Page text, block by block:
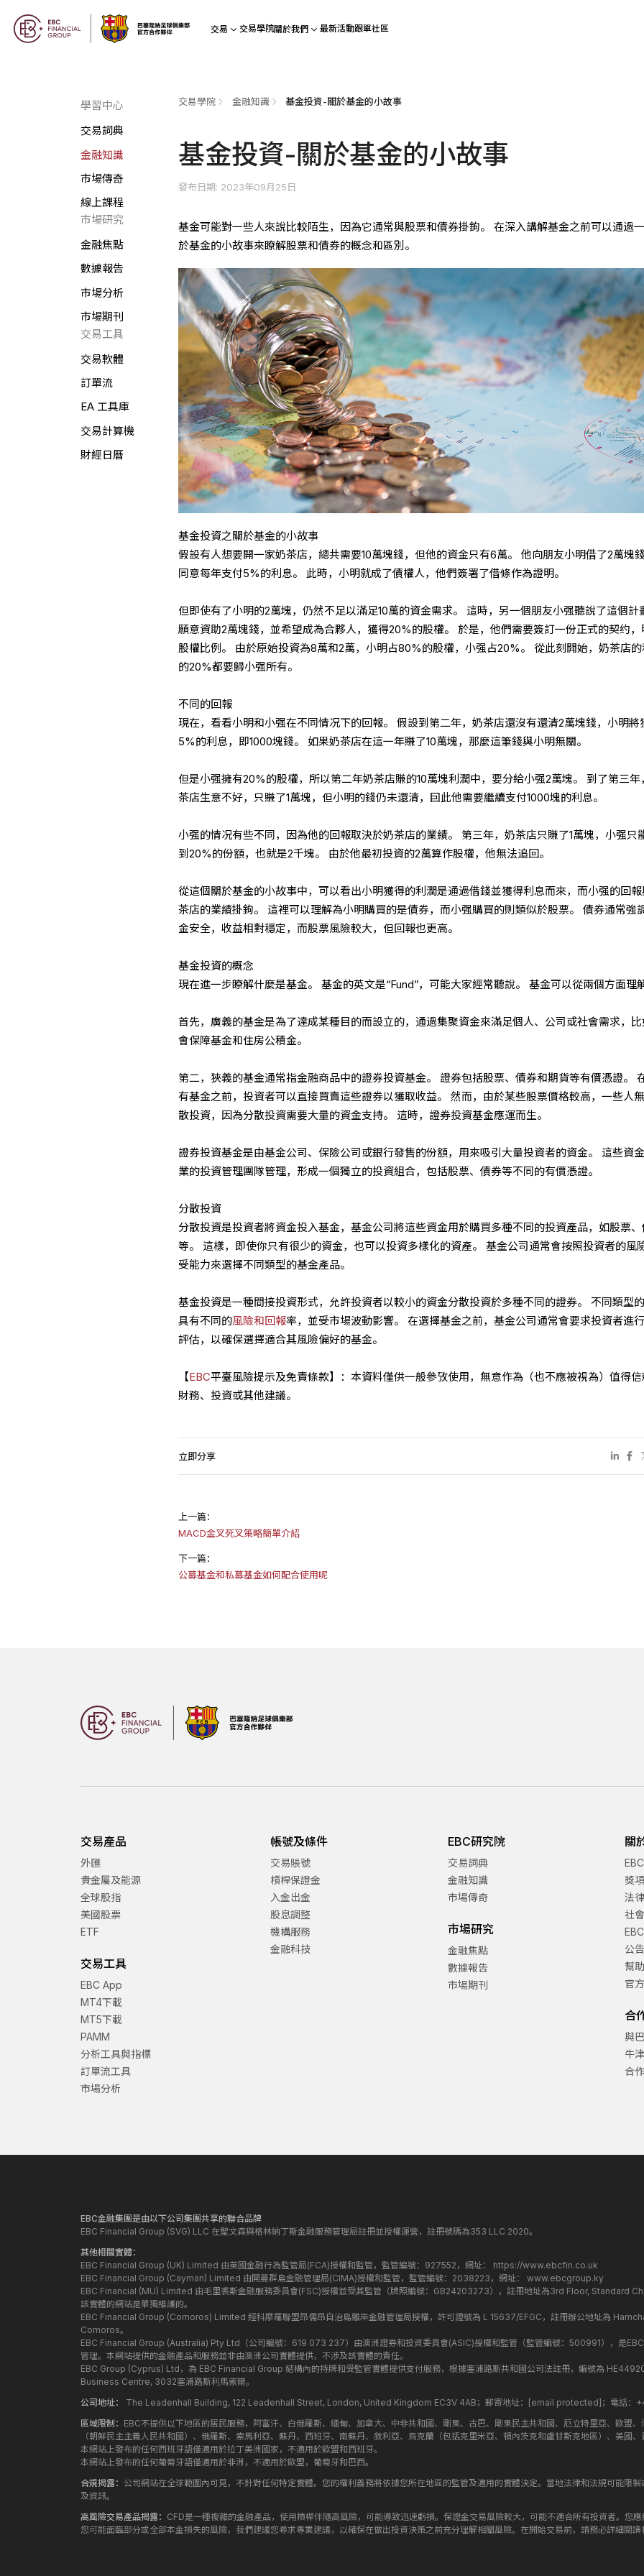
交易 交易學院關於我們 最新活動跟單社區
學習中心
交易詞典
金融知識
市場傳奇
線上課程
市場研究
金融焦點
數據報告
市場分析
市場期刊
交易工具
交易軟體
訂單流
EA 工具庫
交易計算機
財經日曆
交易學院 金融知識 基金投資-關於基金的小故事
基金投資-關於基金的小故事
發布日期: 2023年09月25日
基金可能對一些人來說比較陌生，因為它通常與股票和債券掛鉤。 在深入講解基金之前可以通過
於基金的小故事來瞭解股票和債券的概念和區別。
基金投資之關於基金的小故事
假設有人想要開一家奶茶店，總共需要10萬塊錢，但他的資金只有6萬。 他向朋友小明借了2萬塊
同意每年支付5%的利息。 此時，小明就成了債權人，他們簽署了借條作為證明。
但即使有了小明的2萬塊，仍然不足以滿足10萬的資金需求。 這時，另一個朋友小强聽說了這個計
願意資助2萬塊錢，並希望成為合夥人，獲得20%的股權。 於是，他們需要簽訂一份正式的契约，
股權比例。 由於原始投資為8萬和2萬，小明占80%的股權，小强占20%。 從此刻開始，奶茶店的
的20%都要歸小强所有。
不同的回報
現在，看看小明和小强在不同情况下的回報。 假設到第二年，奶茶店還沒有還清2萬塊錢，小明將
5%的利息，即1000塊錢。 如果奶茶店在這一年賺了10萬塊，那麼這筆錢與小明無關。
但是小强擁有20%的股權，所以第二年奶茶店賺的10萬塊利潤中，要分給小强2萬塊。 到了第三年
茶店生意不好，只賺了1萬塊，但小明的錢仍未還清，囙此他需要繼續支付1000塊的利息。
小强的情况有些不同，因為他的回報取決於奶茶店的業績。 第三年，奶茶店只賺了1萬塊，小强只
到20%的份額，也就是2千塊。 由於他最初投資的2萬算作股權，他無法追回。
從這個關於基金的小故事中，可以看出小明獲得的利潤是通過借錢並獲得利息而來，而小强的回報
茶店的業績掛鉤。 這裡可以理解為小明購買的是債券，而小强購買的則類似於股票。 債券通常強
金安全，收益相對穩定，而股票風險較大，但回報也更高。
基金投資的概念
現在進一步瞭解什麼是基金。 基金的英文是“Fund”，可能大家經常聽說。 基金可以從兩個方面理解
首先，廣義的基金是為了達成某種目的而設立的，通過集聚資金來滿足個人、公司或社會需求，
會保障基金和住房公積金。
第二，狹義的基金通常指金融商品中的證券投資基金。 證券包括股票、債券和期貨等有價憑證。
有基金之前，投資者可以直接買賣這些證券以獲取收益。 然而，由於某些股票價格較高，一些人
散投資，因為分散投資需要大量的資金支持。 這時，證券投資基金應運而生。
證券投資基金是由基金公司、保險公司或銀行發售的份額，用來吸引大量投資者的資金。 這些資
業的投資管理團隊管理，形成一個獨立的投資組合，包括股票、債券等不同的有價憑證。
分散投資
分散投資是投資者將資金投入基金，基金公司將這些資金用於購買多種不同的投資產品，如股票
等。 這樣，即使你只有很少的資金，也可以投資多樣化的資產。 基金公司通常會按照投資者的風
受能力來選擇不同類型的基金產品。
基金投資是一種間接投資形式，允許投資者以較小的資金分散投資於多種不同的證券。 不同類型
具有不同的風險和回報率，並受市場波動影響。 在選擇基金之前，基金公司通常會要求投資者進
評估，以確保選擇適合其風險偏好的基金。
【EBC平臺風險提示及免責條款】：本資料僅供一般參攷使用，無意作為（也不應被視為）值得
財務、投資或其他建議。
立即分享
上一篇：
MACD金叉死叉策略簡單介紹
下一篇：
公募基金和私募基金如何配合使用呢
交易產品
外匯
貴金屬及能源
全球股指
美國股票
ETF
交易工具
EBC App
MT4下載
MT5下載
PAMM
分析工具與指標
訂單流工具
市場分析
帳號及條件
交易賬號
槓桿保證金
入金出金
股息調整
機構服務
金融科技
EBC研究院
交易詞典
金融知識
市場傳奇
市場研究
金融焦點
數據報告
市場期刊
關
獎
法
社
公
幫
官
合
與
牛
合
EBC金融集團是由以下公司集團共享的聯合品牌
EBC Financial Group (SVG) LLC 在聖文森與格林納丁斯金融服務管理局註冊並授權運營，註冊號碼為353 LLC 2020。
其他相關實體：
EBC Financial Group (UK) Limited 由英國金融行為監管局(FCA)授權和監管，監管編號：927552，網址： https://www.ebcfin.co.uk
EBC Financial Group (Cayman) Limited 由開曼群島金融管理局(CIMA)授權和監管，監管編號：2038223，網址： www.ebcgroup.ky
EBC Financial (MU) Limited 由毛里裘斯金融服務委員會(FSC)授權並受其監管（牌照編號：GB24203273），註冊地址為3rd Floor, Standard
該實體的網站是單獨維護的。
EBC Financial Group (Comoros) Limited 經科摩羅聯盟昂儒昂自治島離岸金融管理局授權，許可證號為 L 15637/EFGC，註冊辦公地址為
Comoros。
EBC Financial Group (Australia) Pty Ltd（公司編號：619 073 237）由澳洲證券和投資委員會(ASIC)授權和監管（監管編號：500991），是
管理。本網站提供的金融產品和服務並非由澳洲公司實體提供，不涉及該實體的責任。
EBC Group (Cyprus) Ltd，為 EBC Financial Group 結構內的持牌和受監管實體提供支付服務，根據塞浦路斯共和國公司法註冊，編號為
Business Centre, 3032塞浦路斯利馬索爾。
公司地址： The Leadenhall Building, 122 Leadenhall Street, London, United Kingdom EC3V 4AB；郵寄地址： [email protected] ；電話：
區域限制： EBC不提供以下地區的居民服務，阿富汗、白俄羅斯、緬甸、加拿大、中非共和國、剛果、古巴、剛果民主共和國、厄立特里亞、歐盟
（朝鮮民主主義人民共和國）、俄羅斯、索馬利亞、蘇丹、西班牙、南蘇丹、敘利亞、烏克蘭（包括克里米亞、頓內茨克和盧甘斯克地區）、美國
本網站上發布的任何西班牙語僅適用於拉丁美洲國家，不適用於歐盟和西班牙。
本網站上發布的任何葡萄牙語僅適用於非洲，不適用於歐盟，葡萄牙和巴西。
合規揭露： 公司網站在全球範圍內可見，不針對任何特定實體。您的權利義務將依據您所在地區的監管及適用的實體決定。當地法律和法規可能限
及資訊。
高風險交易產品揭露： CFD是一種複雜的金融產品，使用槓桿伴隨高風險，可能導致迅速虧損。保證金交易風險較大，可能不適合所有投資者。您
您可能面臨部分或全部本金損失的風險，我們建議您尋求專業建議，以確保在做出投資決策之前充分理解相關風險。在開始交易前，請務必詳細閱讀